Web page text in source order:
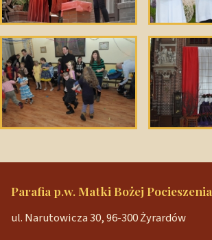
Parafia p.w. Matki Bożej Pocieszenia
ul. Narutowicza 30, 96-300 Żyrardów